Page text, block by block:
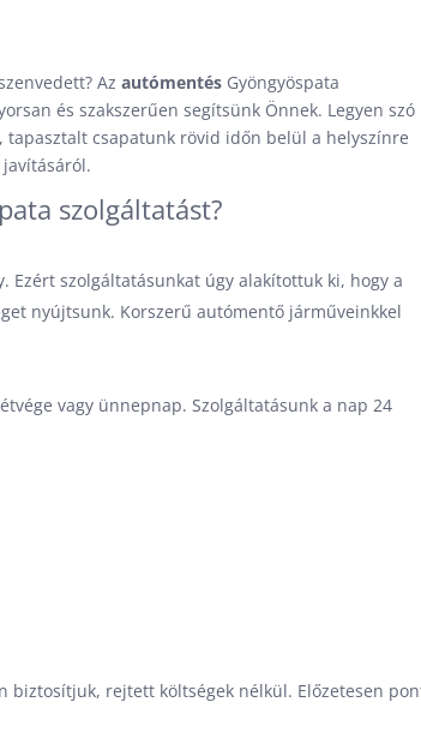
Azautómentés Gyöngyöspata
és szakszerűen segítsünk Önnek. Legyen szó
csapatunk rövid időn belül a helyszínre
szolgáltatást?
Ezért szolgáltatásunkat úgy alakítottuk ki, hogy a
nyújtsunk. Korszerű autómentő járműveinkkel
vagy ünnepnap. Szolgáltatásunk a nap 24
biztosítjuk, rejtett költségek nélkül. Előzetesen